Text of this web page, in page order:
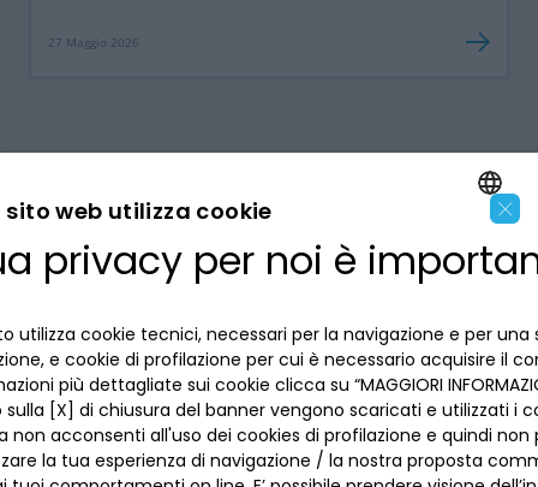
27 Maggio 2026
LA BANCA
Dove siamo
Lavora con noi
INFORMAZIONI PER IL CLIENTE
Privacy
La tua scelta sui cookies
ACCESSIBILITÀ E APP
SEGUICI SUI SOCIAL
ENGLISH
×
sito web utilizza cookie
privacy per noi è
utilizza cookie tecnici, necessari per la navigazione e per una
e cookie di profilazione per cui è necessario acquisire il
più dettagliate sui cookie clicca su “MAGGIORI
[X] di chiusura del banner vengono scaricati e utilizzati i
non acconsenti all'uso dei cookies di profilazione e quindi non
la tua esperienza di navigazione / la nostra proposta